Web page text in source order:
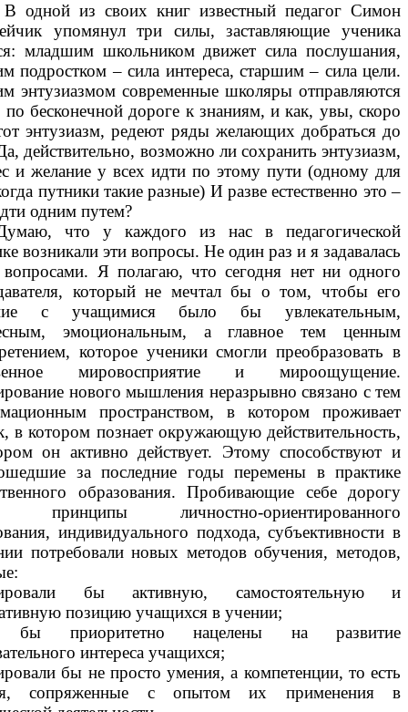
одной из своих книг известный педагог Симон
упомянул три силы, заставляющие ученика
младшим школьником движет сила послушания,
подростком – сила интереса, старшим – сила цели.
энтузиазмом современные школяры отправляются
по бесконечной дороге к знаниям, и как, увы, скоро
энтузиазм, редеют ряды желающих добраться до
действительно, возможно ли сохранить энтузиазм,
и желание у всех идти по этому пути (одному для
путники такие разные) И разве естественно это –
одним путем?
что у каждого из нас в педагогической
возникали эти вопросы. Не один раз и я задавалась
Я полагаю, что сегодня нет ни одного
который не мечтал бы о том, чтобы его
с учащимися было бы увлекательным,
эмоциональным, а главное тем ценным
которое ученики смогли преобразовать в
мировосприятие и мироощущение.
нового мышления неразрывно связано с тем
пространством, в котором проживает
в котором познает окружающую действительность,
он активно действует. Этому способствуют и
за последние годы перемены в практике
образования. Пробивающие себе дорогу
принципы личностно-ориентированного
индивидуального подхода, субъективности в
потребовали новых методов обучения, методов,
бы активную, самостоятельную и
позицию учащихся в учении;
бы приоритетно нацелены на развитие
интереса учащихся;
бы не просто умения, а компетенции, то есть
сопряженные с опытом их применения в